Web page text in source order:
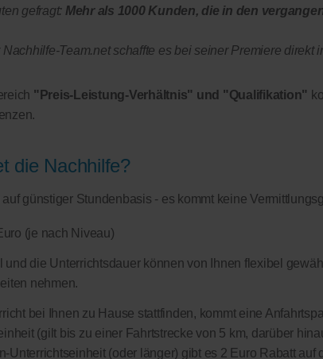
gefragt: Mehr als 1000 Kunden, die in den
Team.net schaffte es bei seiner Premiere direkt
"Preis-Leistung-Verhältnis" und "Qualifikation"
die Nachhilfe?
günstiger Stundenbasis - es kommt keine
(je nach Niveau)
und die Unterrichtsdauer können von Ihnen flexibel
nehmen.
bei Ihnen zu Hause stattfinden, kommt eine
(gilt bis zu einer Fahrtstrecke von 5 km, darüber
Unterrichtseinheit (oder länger) gibt es 2 Euro Rabatt